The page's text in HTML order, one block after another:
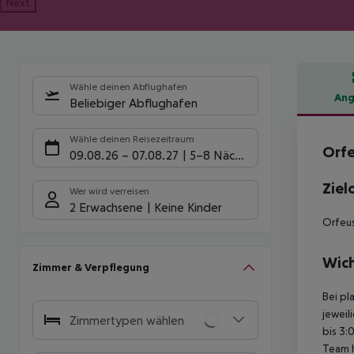
Wähle deinen Abflughafen
Beliebiger Abflughafen
Wähle deinen Reisezeitraum
09.08.26 – 07.08.27 5-8 Nächte
Wer wird verreisen
2 Erwachsene Keine Kinder
Zimmer & Verpflegung
Zimmertypen wählen
Bei
bis
Team